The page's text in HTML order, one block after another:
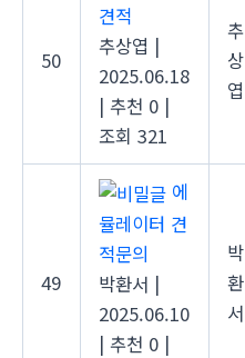
50
견적
추상엽 |
2025.06.18
| 추천 0 |
조회 321
추
상
엽
49
에
뮬레이터 견
적문의
박환서 |
2025.06.10
| 추천 0 |
박
환
서